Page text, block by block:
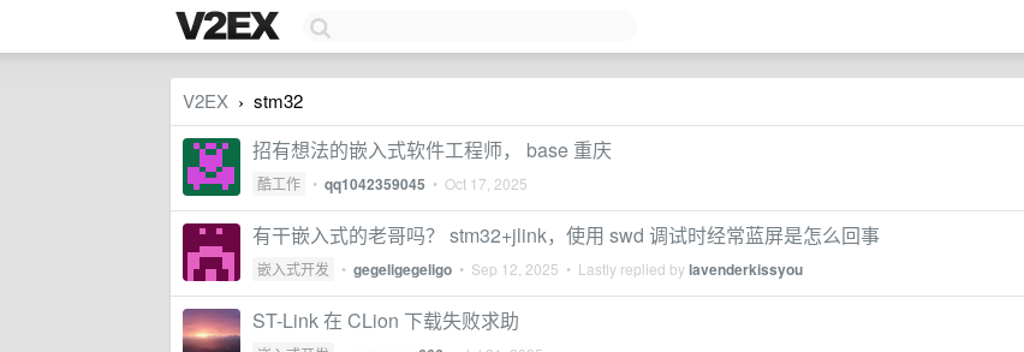
V2EX › stm32
招有想法的嵌入式软件工程师， base 重庆
酷工作 • qq1042359045 • Oct 17, 2025
有干嵌入式的老哥吗？ stm32+jlink，使用 swd 调试时经常蓝屏是怎么回事
嵌入式开发 • gegeligegeligo • Sep 12, 2025 • Lastly replied bylavenderkissyou
ST-Link 在 CLion 下载失败求助